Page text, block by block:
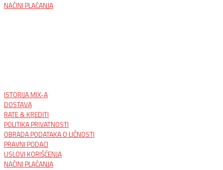
NAČINI PLAĆANJA
ISTORIJA MIX-A
DOSTAVA
RATE & KREDITI
POLITIKA PRIVATNOSTI
OBRADA PODATAKA O LIČNOSTI
PRAVNI PODACI
USLOVI KORIŠĆENJA
NAČINI PLAĆANJA